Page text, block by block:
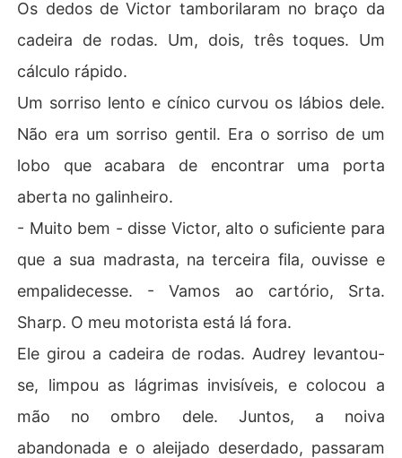
Os dedos de Victor tamborilaram no braço da
cadeira de rodas. Um, dois, três toques. Um
cálculo rápido.
Um sorriso lento e cínico curvou os lábios dele.
Não era um sorriso gentil. Era o sorriso de um
lobo que acabara de encontrar uma porta
aberta no galinheiro.
- Muito bem - disse Victor, alto o suficiente para
que a sua madrasta, na terceira fila, ouvisse e
empalidecesse. - Vamos ao cartório, Srta.
Sharp. O meu motorista está lá fora.
Ele girou a cadeira de rodas. Audrey levantou-
se, limpou as lágrimas invisíveis, e colocou a
mão no ombro dele. Juntos, a noiva
abandonada e o aleijado deserdado, passaram